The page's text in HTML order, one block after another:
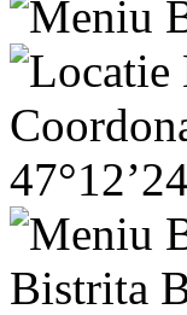
Bistrita